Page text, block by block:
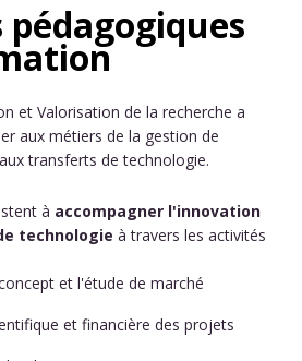
et Valorisation de la recherche a
aux métiers de la gestion de
transferts de technologie.
à accompagner l'innovation
technologie à travers les activités
et l'étude de marché
et financière des projets